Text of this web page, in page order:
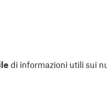
di informazioni utili sui